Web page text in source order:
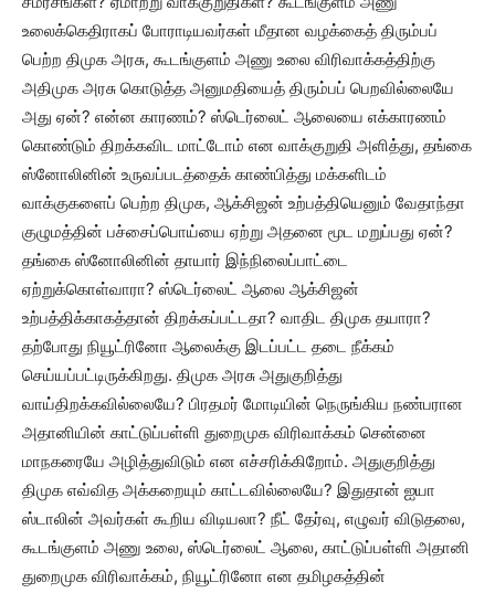
உலைக்கெதிராகப் போராடியவர்கள் மீதான வழக்கைத் திரும்பப்
பெற்ற திமுக அரசு, கூடங்குளம் அணு உலை விரிவாக்கத்திற்கு
அதிமுக அரசு கொடுத்த அனுமதியைத் திரும்பப் பெறவில்லையே
அது ஏன்? என்ன காரணம்? ஸ்டெர்லைட் ஆலையை எக்காரணம்
கொண்டும் திறக்கவிட மாட்டோம் என வாக்குறுதி அளித்து, தங்கை
ஸ்னோலினின் உருவப்படத்தைக் காண்பித்து மக்களிடம்
வாக்குகளைப் பெற்ற திமுக, ஆக்சிஜன் உற்பத்தியெனும் வேதாந்தா
குழுமத்தின் பச்சைப்பொய்யை ஏற்று அதனை மூட மறுப்பது ஏன்?
தங்கை ஸ்னோலினின் தாயார் இந்நிலைப்பாட்டை
ஏற்றுக்கொள்வாரா? ஸ்டெர்லைட் ஆலை ஆக்சிஜன்
உற்பத்திக்காகத்தான் திறக்கப்பட்டதா? வாதிட திமுக தயாரா?
தற்போது நியூட்ரினோ ஆலைக்கு இடப்பட்ட தடை நீக்கம்
செய்யப்பட்டிருக்கிறது. திமுக அரசு அதுகுறித்து
வாய்திறக்கவில்லையே? பிரதமர் மோடியின் நெருங்கிய நண்பரான
அதானியின் காட்டுப்பள்ளி துறைமுக விரிவாக்கம் சென்னை
மாநகரையே அழித்துவிடும் என எச்சரிக்கிறோம். அதுகுறித்து
திமுக எவ்வித அக்கறையும் காட்டவில்லையே? இதுதான் ஐயா
ஸ்டாலின் அவர்கள் கூறிய விடியலா? நீட் தேர்வு, எழுவர் விடுதலை,
கூடங்குளம் அணு உலை, ஸ்டெர்லைட் ஆலை, காட்டுப்பள்ளி அதானி
துறைமுக விரிவாக்கம், நியூட்ரினோ என தமிழகத்தின்